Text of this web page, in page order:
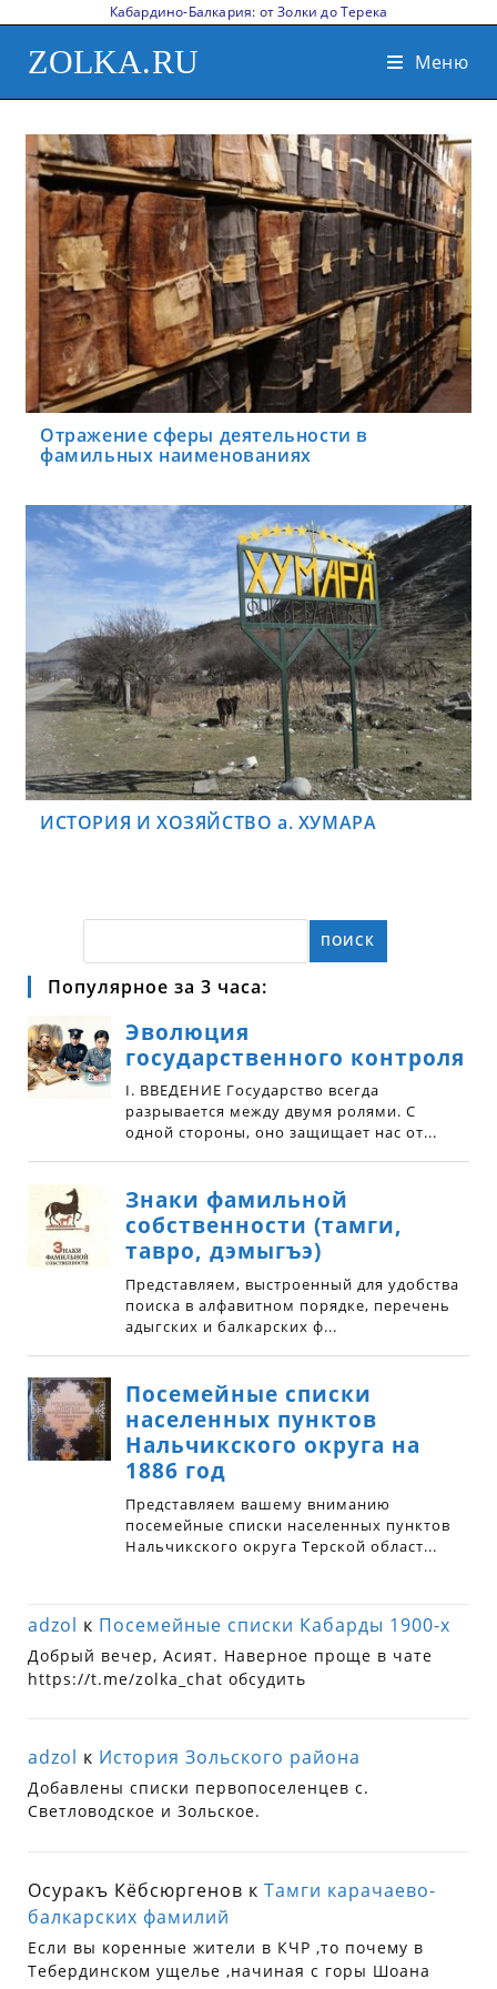
Кабардино-Балкария: от Золки до Терека
ZOLKA.RU Меню
Отражение сферы деятельности в
фамильных наименованиях
ИСТОРИЯ И ХОЗЯЙСТВО а. ХУМАРА
ПОИСК
Популярное за 3 часа:
adzol к Посемейные списки Кабарды 1900-х
Добрый вечер, Асият. Наверное проще в чате
https://t.me/zolka_chat обсудить
adzol к История Зольского района
Добавлены списки первопоселенцев с.
Светловодское и Зольское.
Осуракъ Кёбсюргенов кТамги карачаево-
балкарских фамилий
Если вы коренные жители в КЧР ,то почему в
Тебердинском ущелье ,начиная с горы Шоана